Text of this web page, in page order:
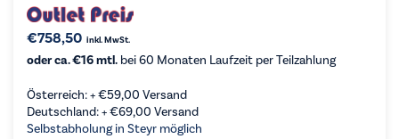
€758,50 inkl. MwSt.
oder ca. €16 mtl. bei 60 Monaten Laufzeit per Teilzahlung
Österreich: +€59,00 Versand
Deutschland: +€69,00 Versand
Selbstabholung in Steyr möglich